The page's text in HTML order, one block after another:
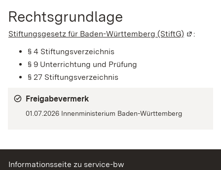
Rechtsgrundlage
Stiftungsgesetz für Baden-Württemberg (StiftG) (Wird in
:
§ 4 Stiftungsverzeichnis
§ 9 Unterrichtung und Prüfung
§ 27 Stiftungsverzeichnis
Freigabevermerk
01.07.2026 Innenministerium Baden-Württemberg
Informationsseite zu service-bw